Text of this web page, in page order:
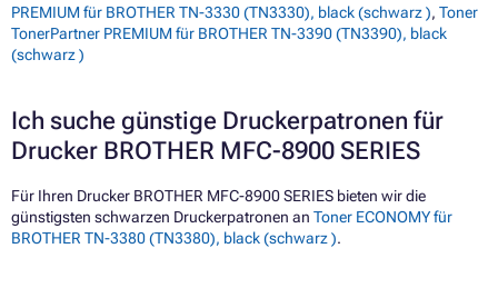
PREMIUM für BROTHER TN-3330 (TN3330), black (schwarz ), Toner
TonerPartner PREMIUM für BROTHER TN-3390 (TN3390), black
(schwarz )
Ich suche günstige Druckerpatronen für
Drucker BROTHER MFC-8900 SERIES
Für Ihren Drucker BROTHER MFC-8900 SERIES bieten wir die
günstigsten schwarzen Druckerpatronen an Toner ECONOMY für
BROTHER TN-3380 (TN3380), black (schwarz ).